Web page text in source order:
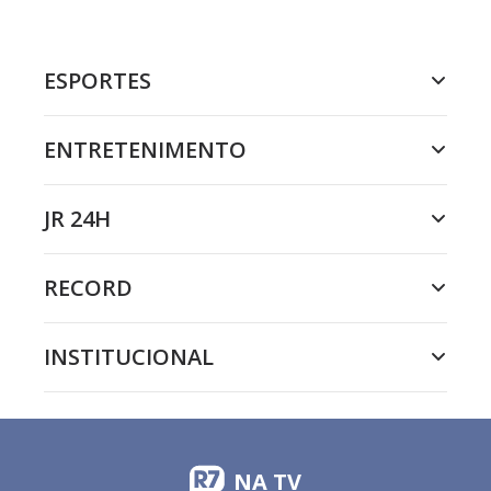
ESPORTES
ENTRETENIMENTO
JR 24H
RECORD
INSTITUCIONAL
NA TV